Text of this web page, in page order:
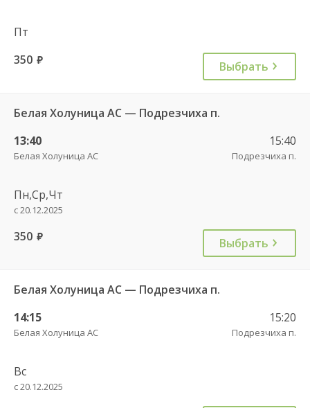
Пт
350 руб. Выбрать
Белая Холуница АС — Подрезчиха п.
13:40
Белая Холуница АС
15:40
Подрезчиха п.
Пн,Ср,Чт
с 20.12.2025
350 руб. Выбрать
Белая Холуница АС — Подрезчиха п.
14:15
Белая Холуница АС
15:20
Подрезчиха п.
Вс
с 20.12.2025